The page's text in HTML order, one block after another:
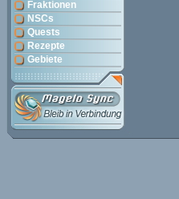
Fraktionen
NSCs
Quests
Rezepte
Gebiete